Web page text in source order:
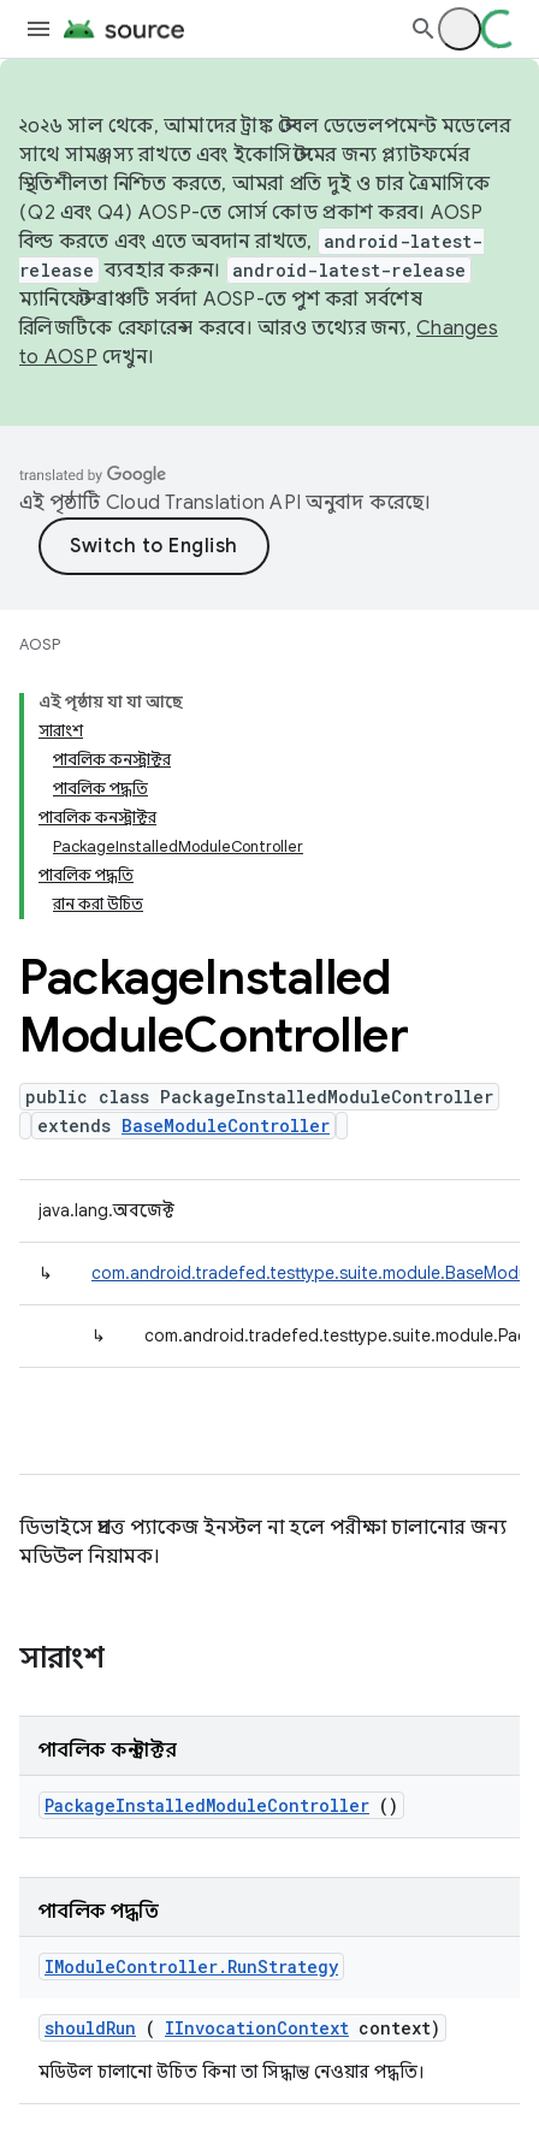
২০২৬ সাল থেকে, আমাদের ট্রাঙ্ক স্টেবল ডেভেলপমেন্ট মডেলের
সাথে সামঞ্জস্য রাখতে এবং ইকোসিস্টেমের জন্য প্ল্যাটফর্মের
স্থিতিশীলতা নিশ্চিত করতে, আমরা প্রতি দুই ও চার ত্রৈমাসিকে
(Q2 এবং Q4) AOSP-তে সোর্স কোড প্রকাশ করব। AOSP
বিল্ড করতে এবং এতে অবদান রাখতে,
android-latest-
release ব্যবহার করুন। android-latest-release
ম্যানিফেস্ট ব্রাঞ্চটি সর্বদা AOSP-তে পুশ করা সর্বশেষ
রিলিজটিকে রেফারেন্স করবে। আরও তথ্যের জন্য, Changes
to AOSP দেখুন।
এই পৃষ্ঠাটি Cloud Translation API অনুবাদ করেছে।
AOSP
এই পৃষ্ঠায় যা যা আছে
সারাংশ
পাবলিক কনস্ট্রাক্টর
পাবলিক পদ্ধতি
পাবলিক কনস্ট্রাক্টর
PackageInstalledModuleController
পাবলিক পদ্ধতি
রান করা উচিত
PackageInstalled
ModuleController
public class PackageInstalledModuleController
extends BaseModuleController
java.lang.অবজেক্ট
↳
↳
ডিভাইসে প্রদত্ত প্যাকেজ ইনস্টল না হলে পরীক্ষা চালানোর জন্য
মডিউল নিয়ামক।
সারাংশ
পাবলিক কনস্ট্রাক্টর
PackageInstalledModuleController ()
পাবলিক পদ্ধতি
IModuleController. RunStrategy
shouldRun ( IInvocationContext context)
মডিউল চালানো উচিত কিনা তা সিদ্ধান্ত নেওয়ার পদ্ধতি।